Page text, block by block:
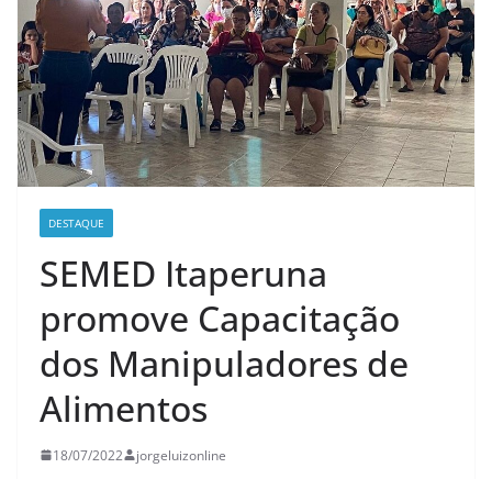
DESTAQUE
SEMED Itaperuna
promove Capacitação
dos Manipuladores de
Alimentos
18/07/2022 jorgeluizonline